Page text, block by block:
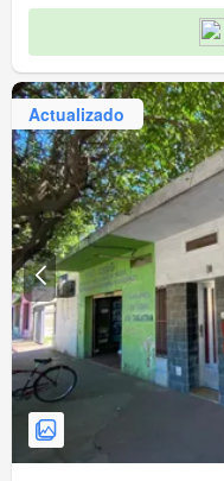
Actualizado